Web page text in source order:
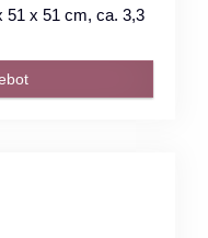
51 x 51 cm, ca. 3,3